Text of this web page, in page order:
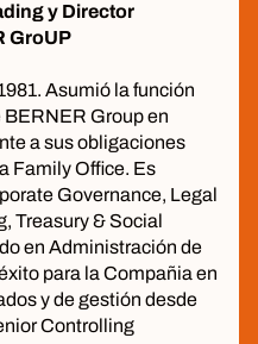
y Director
GroUP
Asumió la función
Group en
a sus obligaciones
Family Office. Es
Governance, Legal
Treasury & Social
en Administración de
para la Compañia en
y de gestión desde
Controlling